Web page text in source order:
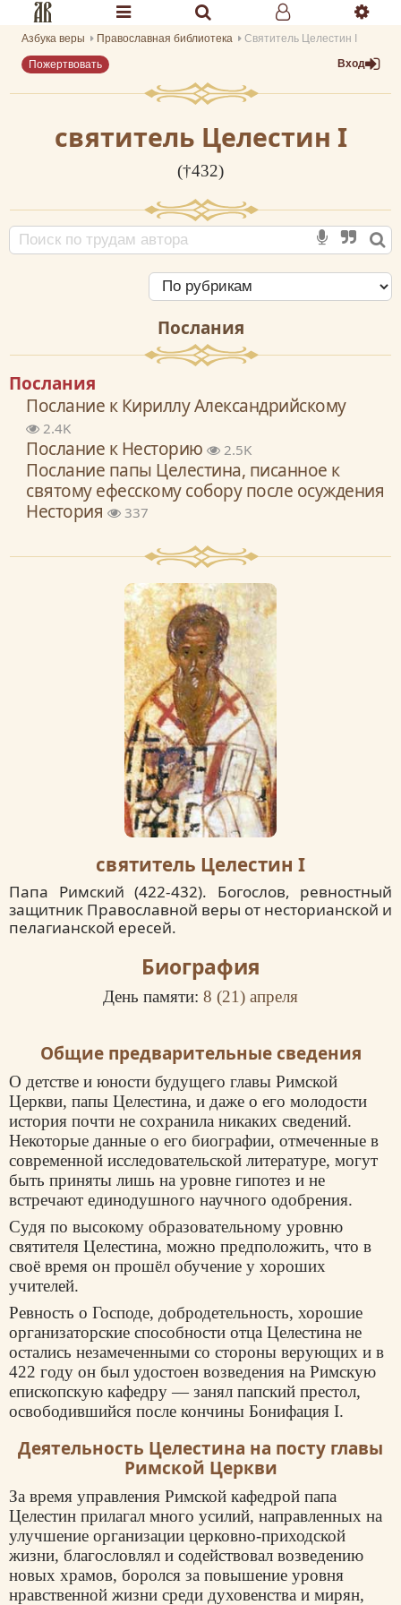
Разделы портала «Азбука веры»
Главная
Молитва
Семья и здоровье
Азбука веры Православная библиотека Святитель Целестин I
Пожертвовать Вход
святитель Целестин I
(†432)
Послания
Послания
Послание к Кириллу Александрийскому
2.4K
Послание к Несторию 2.5K
Послание папы Целестина, писанное к
святому ефесскому собору после осуждения
Нестория
337
святитель Целестин I
Папа Римский (422-432). Богослов, ревностный
защитник Православной веры от несторианской и
пелагианской ересей.
Биография
День памяти: 8 (21) апреля
Общие предварительные сведения
О детстве и юности будущего главы Римской
Церкви, папы Целестина, и даже о его молодости
история почти не сохранила никаких сведений.
Некоторые данные о его биографии, отмеченные в
современной исследовательской литературе, могут
быть приняты лишь на уровне гипотез и не
встречают единодушного научного одобрения.
Судя по высокому образовательному уровню
святителя Целестина, можно предположить, что в
своё время он прошёл обучение у хороших
учителей.
Ревность о Господе, добродетельность, хорошие
организаторские способности отца Целестина не
остались незамеченными со стороны верующих и в
422 году он был удостоен возведения на Римскую
епископскую кафедру — занял папский престол,
освободившийся после кончины Бонифация I.
Деятельность Целестина на посту главы
Римской Церкви
За время управления Римской кафедрой папа
Целестин прилагал много усилий, направленных на
улучшение организации церковно-приходской
жизни, благословлял и содействовал возведению
новых храмов, боролся за повышение уровня
нравственной жизни среди духовенства и мирян,